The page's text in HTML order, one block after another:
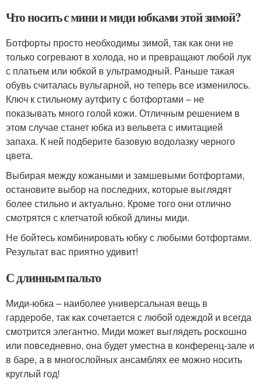
Что носить с мини и миди юбками этой зимой?
Ботфорты просто необходимы зимой, так как они не
только согревают в холода, но и превращают любой лук
с платьем или юбкой в ультрамодный. Раньше такая
обувь считалась вульгарной, но теперь все изменилось.
Ключ к стильному аутфиту с ботфортами – не
показывать много голой кожи. Отличным решением в
этом случае станет юбка из вельвета с имитацией
запаха. К ней подберите базовую водолазку черного
цвета.
Выбирая между кожаными и замшевыми ботфортами,
остановите выбор на последних, которые выглядят
более стильно и актуально. Кроме того они отлично
смотрятся с клетчатой юбкой длины миди.
Не бойтесь комбинировать юбку с любыми ботфортами.
Результат вас приятно удивит!
С длинным пальто
Миди-юбка – наиболее универсальная вещь в
гардеробе, так как сочетается с любой одеждой и всегда
смотрится элегантно. Миди может выглядеть роскошно
или повседневно, она будет уместна в конференц-зале и
в баре, а в многослойных ансамблях ее можно носить
круглый год!